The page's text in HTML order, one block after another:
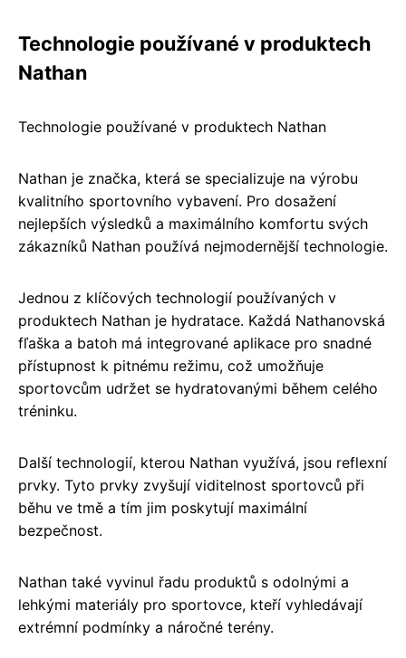
Technologie používané v produktech
Nathan
Technologie používané v produktech Nathan
Nathan je značka, která se specializuje na výrobu
kvalitního sportovního vybavení. Pro dosažení
nejlepších výsledků a maximálního komfortu svých
zákazníků Nathan používá nejmodernější technologie.
Jednou z klíčových technologií používaných v
produktech Nathan je hydratace. Každá Nathanovská
fľaška a batoh má integrované aplikace pro snadné
přístupnost k pitnému režimu, což umožňuje
sportovcům udržet se hydratovanými během celého
tréninku.
Další technologií, kterou Nathan využívá, jsou reflexní
prvky. Tyto prvky zvyšují viditelnost sportovců při
běhu ve tmě a tím jim poskytují maximální
bezpečnost.
Nathan také vyvinul řadu produktů s odolnými a
lehkými materiály pro sportovce, kteří vyhledávají
extrémní podmínky a náročné terény.